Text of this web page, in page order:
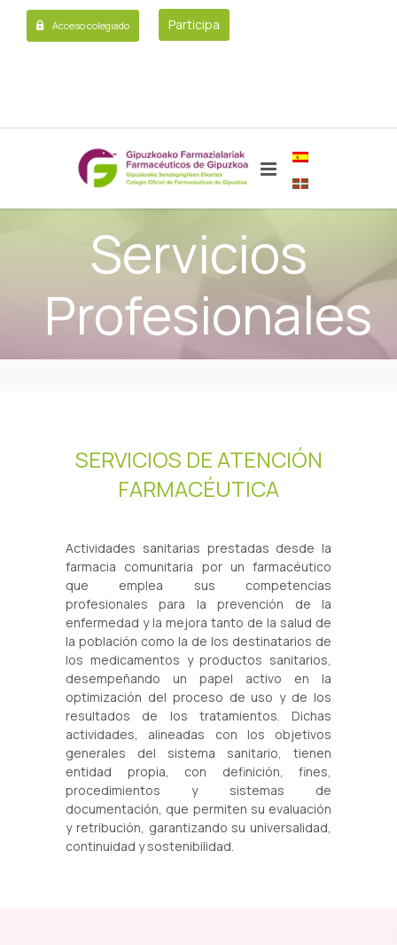
Acceso colegiado Participa
Servicios
Profesionales
SERVICIOS DE ATENCIÓN
FARMACÉUTICA
Actividades sanitarias prestadas desde la
farmacia comunitaria por un farmacéutico
que emplea sus competencias
profesionales para la prevención de la
enfermedad y la mejora tanto de la salud de
la población como la de los destinatarios de
los medicamentos y productos sanitarios,
desempeñando un papel activo en la
optimización del proceso de uso y de los
resultados de los tratamientos. Dichas
actividades, alineadas con los objetivos
generales del sistema sanitario, tienen
entidad propia, con definición, fines,
procedimientos y sistemas de
documentación, que permiten su evaluación
y retribución, garantizando su universalidad,
continuidad y sostenibilidad.